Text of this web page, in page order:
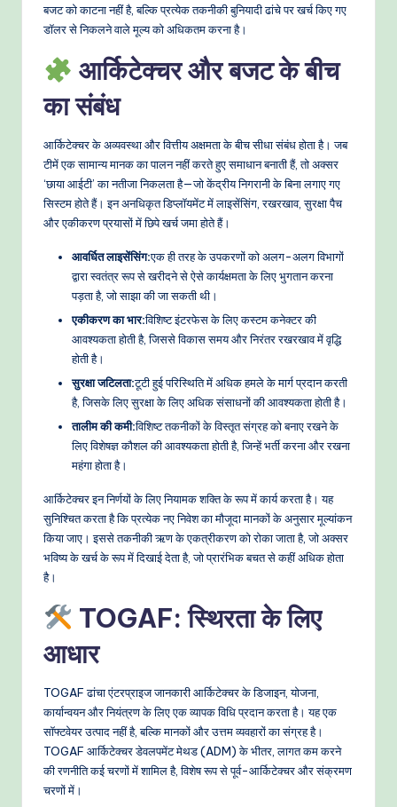
M
o
e
rn
T
बजट को काटना नहीं है, बल्कि प्रत्येक तकनीकी बुनियादी ढांचे पर खर्च किए गए
डॉलर से निकलने वाले मूल्य को अधिकतम करना है।
आर्किटेक्चर और बजट के बीच
का संबंध
आर्किटेक्चर के अव्यवस्था और वित्तीय अक्षमता के बीच सीधा संबंध होता है। जब
टीमें एक सामान्य मानक का पालन नहीं करते हुए समाधान बनाती हैं, तो अक्सर
‘छाया आईटी’ का नतीजा निकलता है—जो केंद्रीय निगरानी के बिना लगाए गए
सिस्टम होते हैं। इन अनधिकृत डिप्लॉयमेंट में लाइसेंसिंग, रखरखाव, सुरक्षा पैच
और एकीकरण प्रयासों में छिपे खर्च जमा होते हैं।
आवर्धित लाइसेंसिंग:एक ही तरह के उपकरणों को अलग-अलग विभागों
द्वारा स्वतंत्र रूप से खरीदने से ऐसे कार्यक्षमता के लिए भुगतान करना
पड़ता है, जो साझा की जा सकती थी।
एकीकरण का भार:विशिष्ट इंटरफेस के लिए कस्टम कनेक्टर की
आवश्यकता होती है, जिससे विकास समय और निरंतर रखरखाव में वृद्धि
होती है।
सुरक्षा जटिलता:टूटी हुई परिस्थिति में अधिक हमले के मार्ग प्रदान करती
है, जिसके लिए सुरक्षा के लिए अधिक संसाधनों की आवश्यकता होती है।
तालीम की कमी:विशिष्ट तकनीकों के विस्तृत संग्रह को बनाए रखने के
लिए विशेषज्ञ कौशल की आवश्यकता होती है, जिन्हें भर्ती करना और रखना
महंगा होता है।
आर्किटेक्चर इन निर्णयों के लिए नियामक शक्ति के रूप में कार्य करता है। यह
सुनिश्चित करता है कि प्रत्येक नए निवेश का मौजूदा मानकों के अनुसार मूल्यांकन
किया जाए। इससे तकनीकी ऋण के एकत्रीकरण को रोका जाता है, जो अक्सर
भविष्य के खर्च के रूप में दिखाई देता है, जो प्रारंभिक बचत से कहीं अधिक होता
है।
TOGAF: स्थिरता के लिए
आधार
TOGAF ढांचा एंटरप्राइज जानकारी आर्किटेक्चर के डिजाइन, योजना,
कार्यान्वयन और नियंत्रण के लिए एक व्यापक विधि प्रदान करता है। यह एक
सॉफ्टवेयर उत्पाद नहीं है, बल्कि मानकों और उत्तम व्यवहारों का संग्रह है।
TOGAF आर्किटेक्चर डेवलपमेंट मेथड (ADM) के भीतर, लागत कम करने
की रणनीति कई चरणों में शामिल है, विशेष रूप से पूर्व-आर्किटेक्चर और संक्रमण
चरणों में।